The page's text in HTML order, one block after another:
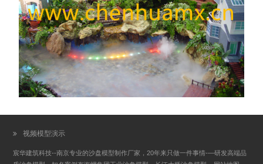
视频模型演示
宸华建筑科技--南京专业的沙盘模型制作厂家，20年来只做一件事情-—研发高端品